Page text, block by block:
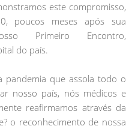
este compromisso,
poucos meses após sua
Primeiro Encontro,
do país.
pandemia que assola todo o
nosso país, nós médicos e
reafirmamos através da
o reconhecimento de nossa